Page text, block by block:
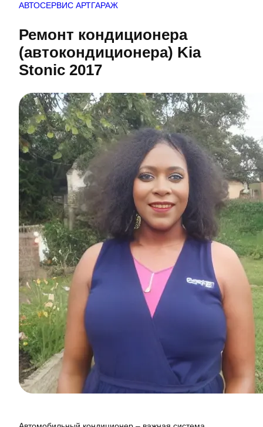
АВТОСЕРВИС АРТГАРАЖ
Ремонт кондиционера
(автокондиционера) Kia
Stonic 2017